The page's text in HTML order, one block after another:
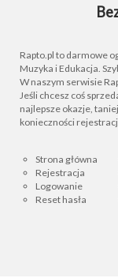
Rapto.pl to darmowe
Muzyka i Edukacja.
W naszym serwisie
Jeśli chcesz coś
najlepsze okazje,
konieczności
Strona główna
Rejestracja
Logowanie
Reset hasła